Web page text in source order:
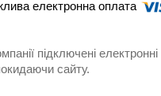
підключені
сайту.